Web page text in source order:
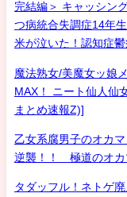
完結編＞ キャッシン
つ病統合失調症14年
米が泣いた！認知症
魔法熟女/美魔女ッ娘
MAX！ ニート仙人仙
まとめ速報Z)]
乙女系腐男子のオカ
逆襲！！ 極道のオカ
タダッフル！ネトゲ